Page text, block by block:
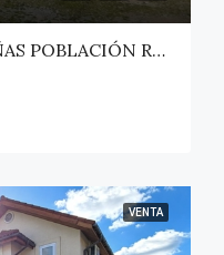
PROPIEDAD CON 3 CABAÑAS POBLACIÓN ROSS – PICHILEMU
VENTA